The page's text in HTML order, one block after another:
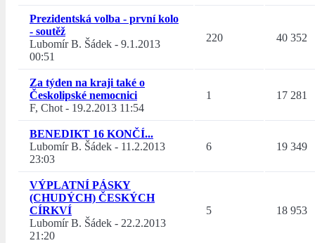
Prezidentská volba - první kolo
- soutěž
Lubomír B. Šádek - 9.1.2013
00:51
220 40 352
Za týden na kraji také o
Českolipské nemocnici
F, Chot- 19.2.2013 11:54
1 17 281
BENEDIKT 16 KONČÍ...
Lubomír B. Šádek - 11.2.2013
23:03
6 19 349
VÝPLATNÍ PÁSKY
(CHUDÝCH) ČESKÝCH
CÍRKVÍ
Lubomír B. Šádek - 22.2.2013
21:20
5 18 953